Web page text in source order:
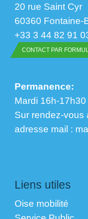
20 rue Saint Cyr
60360 Fontaine-
+33 3 44 82 91
CONTACT PAR
Permanence:
Mardi 16h-17h30
Sur rendez-vous
​​​​​​​adresse mail :
Liens utiles
Oise mobilité